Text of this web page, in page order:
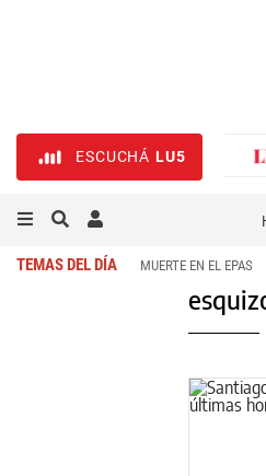
ESCUCHÁ LU5
TEMAS DEL DÍA MUERTE EN EL EPAS